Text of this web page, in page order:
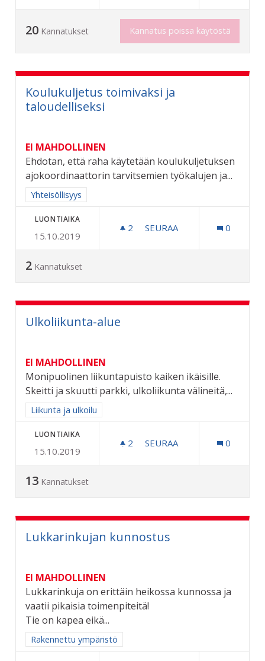
20 Kannatukset Kannatus poissa käytöstä
Koulukuljetus toimivaksi ja
taloudelliseksi
EI MAHDOLLINEN
Ehdotan, että raha käytetään koulukuljetuksen
ajokoordinaattorin tarvitsemien työkalujen ja...
Rajaa tulokset aihepiirin mukaan: Yhteisöllisyys
Yhteisöllisyys
LUONTIAIKA
15.10.2019
2 2 SEURAAJAA
SEURAA 0
2 Kannatukset
Ulkoliikunta-alue
EI MAHDOLLINEN
Monipuolinen liikuntapuisto kaiken ikäisille.
Skeitti ja skuutti parkki, ulkoliikunta välineitä,...
Rajaa tulokset aihepiirin mukaan: Liikunta ja ulkoilu
Liikunta ja ulkoilu
LUONTIAIKA
15.10.2019
2 2 SEURAAJAA
SEURAA 0
13 Kannatukset
Lukkarinkujan kunnostus
EI MAHDOLLINEN
Lukkarinkuja on erittäin heikossa kunnossa ja
vaatii pikaisia toimenpiteitä!
Tie on kapea eikä...
Rajaa tulokset aihepiirin mukaan: Rakennettu ympäristö
Rakennettu ympäristö